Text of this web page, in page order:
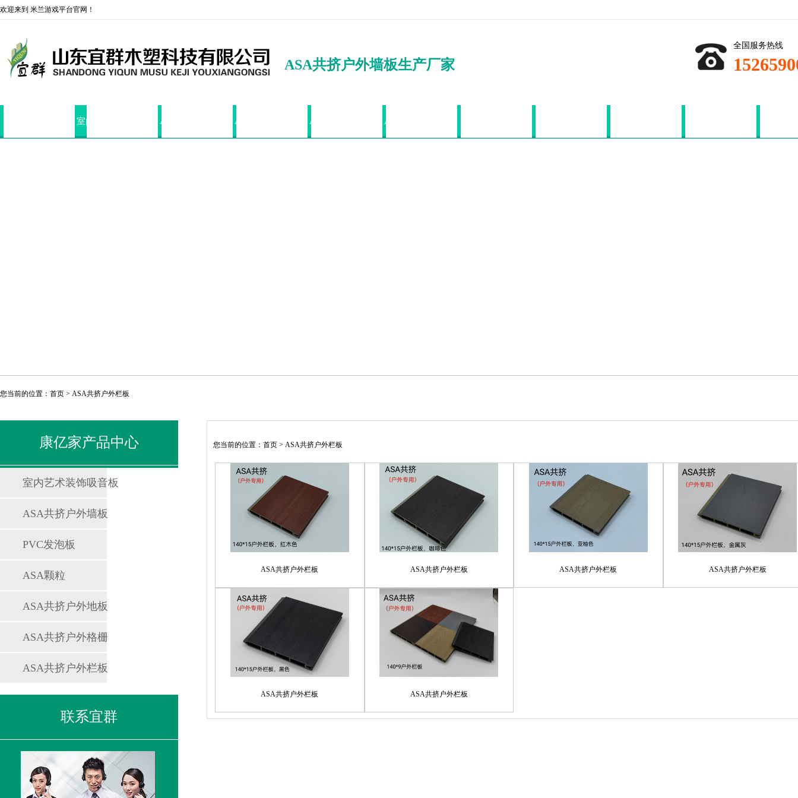
欢迎来到 米兰游戏平台官网！
ASA共挤户外墙板生产厂家
全国服务热线
室内艺术装饰吸音板 ASA共挤户外墙板 ASA共挤户外地板 ASA共挤户外格栅 ASA共挤户外栏板
您当前的位置： 首页 > ASA共挤户外栏板
康亿家产品中心
室内艺术装饰吸音板
ASA共挤户外墙板
PVC发泡板
ASA颗粒
ASA共挤户外地板
ASA共挤户外格栅
ASA共挤户外栏板
联系宜群
您当前的位置： 首页 > ASA共挤户外栏板
ASA共挤户外栏板 ASA共挤户外栏板 ASA共挤户外栏板 ASA共挤户外栏板
ASA共挤户外栏板 ASA共挤户外栏板